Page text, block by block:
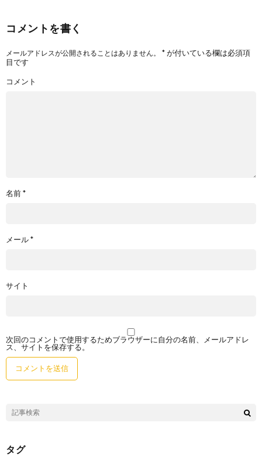
コメントを書く
メールアドレスが公開されることはありません。 *が付いている欄は必須項
目です
コメント
名前*
メール*
サイト
次回のコメントで使用するためブラウザーに自分の名前、メールアドレ
ス、サイトを保存する。
タグ